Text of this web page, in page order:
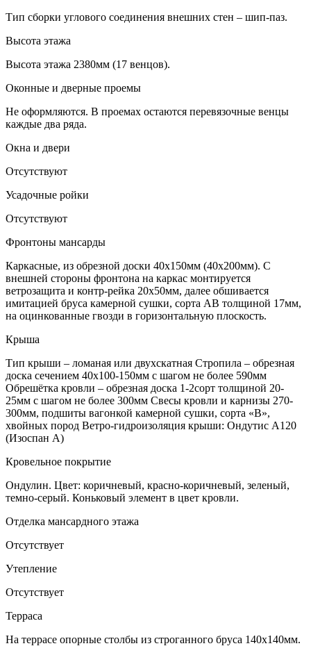
Тип сборки углового соединения внешних стен – шип-паз.
Высота этажа
Высота этажа 2380мм (17 венцов).
Оконные и дверные проемы
Не оформляются. В проемах остаются перевязочные венцы
каждые два ряда.
Окна и двери
Отсутствуют
Усадочные ройки
Отсутствуют
Фронтоны мансарды
Каркасные, из обрезной доски 40х150мм (40х200мм). С
внешней стороны фронтона на каркас монтируется
ветрозащита и контр-рейка 20х50мм, далее обшивается
имитацией бруса камерной сушки, сорта АВ толщиной 17мм,
на оцинкованные гвозди в горизонтальную плоскость.
Крыша
Тип крыши – ломаная или двухскатная Стропила – обрезная
доска сечением 40х100-150мм с шагом не более 590мм
Обрешётка кровли – обрезная доска 1-2сорт толщиной 20-
25мм с шагом не более 300мм Свесы кровли и карнизы 270-
300мм, подшиты вагонкой камерной сушки, сорта «В»,
хвойных пород Ветро-гидроизоляция крыши: Ондутис А120
(Изоспан А)
Кровельное покрытие
Ондулин. Цвет: коричневый, красно-коричневый, зеленый,
темно-серый. Коньковый элемент в цвет кровли.
Отделка мансардного этажа
Отсутствует
Утепление
Отсутствует
Терраса
На террасе опорные столбы из строганного бруса 140х140мм.